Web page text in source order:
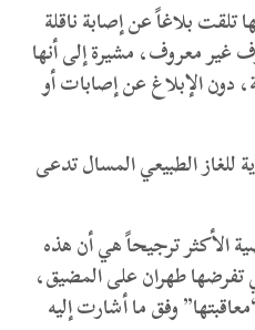
تلقت بلاغاً عن إصابة ناقلة
غير معروف، مشيرة إلى أنها
دون الإبلاغ عن إصابات أو
الطبيعي المسال تدعى
الأكثر ترجيحاً هي أن هذه
تفرضها طهران على المضيق،
وفق ما أشارت إليه